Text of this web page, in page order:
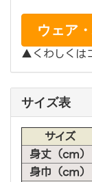
ウェア
▲くわしくは
サイズ表
サイズ
身丈（cm）
身巾（cm）